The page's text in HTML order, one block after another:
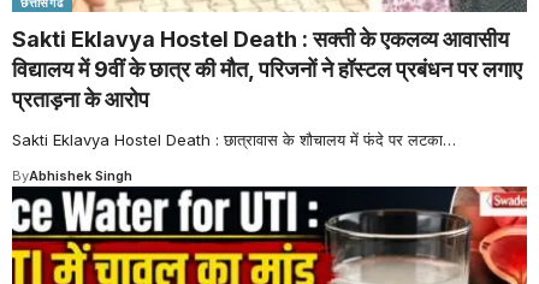
Sakti Eklavya Hostel Death : सक्ती के एकलव्य आवासीय
विद्यालय में 9वीं के छात्र की मौत, परिजनों ने हॉस्टल प्रबंधन पर लगाए
प्रताड़ना के आरोप
Sakti Eklavya Hostel Death : छात्रावास के शौचालय में फंदे पर लटका…
ByAbhishek Singh